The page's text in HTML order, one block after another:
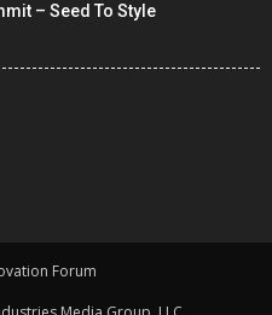
– Seed To Style
Forum